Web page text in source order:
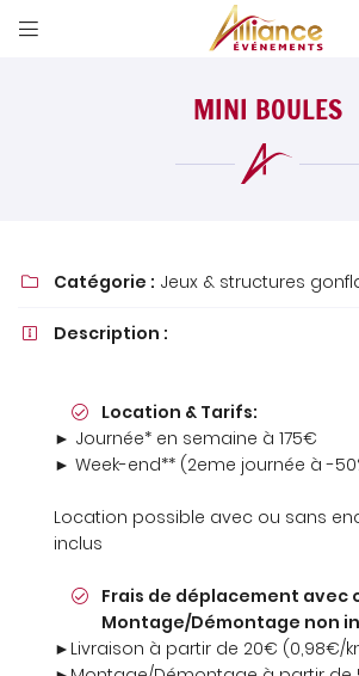

4 Allée Evariste Gallois
Newsletter à recevoir
En cochant cette case, vous consentez à recevoir nos
désinscrire à tout moment en utilisant
le
MINI BOULES
 Catégorie : Jeux & structures
 Description :
Location & Tarifs:
► Journée* en semaine à 175€
► Week-end** (2eme journée à -
Location possible avec ou sans
inclus
Frais de déplacement avec
Montage/Démontage non
►Livraison à partir de 20€ (0,98€/